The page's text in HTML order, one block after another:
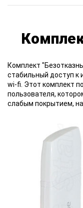
Комплект
стабильный доступ к
wi-fi. Этот комплект
пользователя,
слабым покрытием,